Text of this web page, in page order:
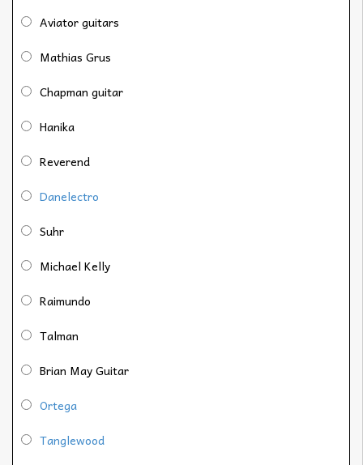
Aviator guitars
Mathias Grus
Chapman guitar
Hanika
Reverend
Danelectro
Suhr
Michael Kelly
Raimundo
Talman
Brian May Guitar
Ortega
Tanglewood